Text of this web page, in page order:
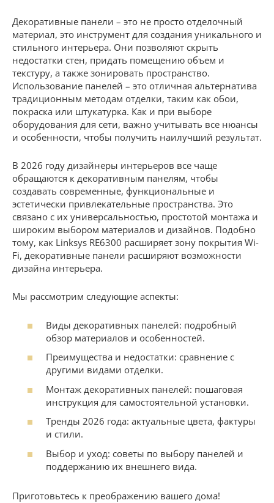
Декоративные панели – это не просто отделочный
материал, это инструмент для создания уникального и
стильного интерьера. Они позволяют скрыть
недостатки стен, придать помещению объем и
текстуру, а также зонировать пространство.
Использование панелей – это отличная альтернатива
традиционным методам отделки, таким как обои,
покраска или штукатурка. Как и при выборе
оборудования для сети, важно учитывать все нюансы
и особенности, чтобы получить наилучший результат.
В 2026 году дизайнеры интерьеров все чаще
обращаются к декоративным панелям, чтобы
создавать современные, функциональные и
эстетически привлекательные пространства. Это
связано с их универсальностью, простотой монтажа и
широким выбором материалов и дизайнов. Подобно
тому, как Linksys RE6300 расширяет зону покрытия Wi-
Fi, декоративные панели расширяют возможности
дизайна интерьера.
Мы рассмотрим следующие аспекты:
Виды декоративных панелей: подробный
обзор материалов и особенностей.
Преимущества и недостатки: сравнение с
другими видами отделки.
Монтаж декоративных панелей: пошаговая
инструкция для самостоятельной установки.
Тренды 2026 года: актуальные цвета, фактуры
и стили.
Выбор и уход: советы по выбору панелей и
поддержанию их внешнего вида.
Приготовьтесь к преображению вашего дома!